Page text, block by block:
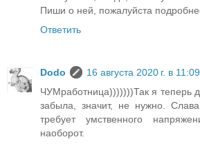
Пиши о ней, пожалуйста
Ответить
Dodo
16 августа 2020 г. в 11:09
ЧУМработница)))))))Так я теперь
забыла, значит, не нужно.
требует умственного
наоборот.